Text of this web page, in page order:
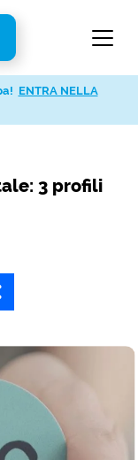
3 profili
ENTRA NELLA